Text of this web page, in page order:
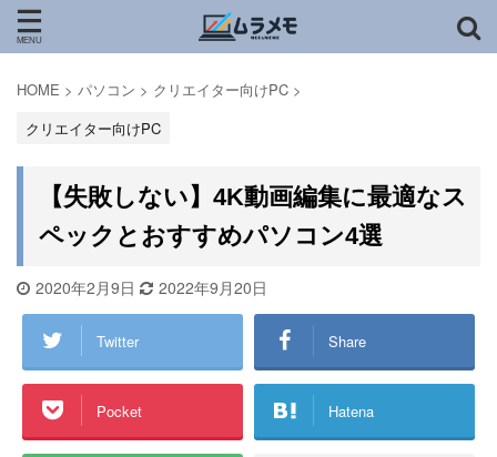
HOME > パソコン > クリエイター向けPC >
クリエイター向けPC
【失敗しない】4K動画編集に最適なス
ペックとおすすめパソコン4選
2020年2月9日 2022年9月20日
Twitter Share
Pocket Hatena